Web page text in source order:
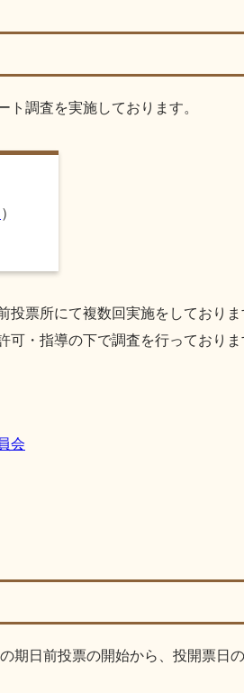
ト調査を実施しております。
）
投票所にて複数回実施をしており
・指導の下で調査を行っておりま
会
期日前投票の開始から、投開票日